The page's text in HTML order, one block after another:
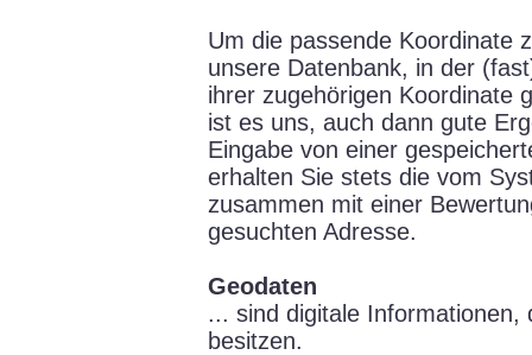
Um die passende Koordinate
unsere Datenbank, in der
ihrer zugehörigen Koordinate
ist es uns, auch dann gute
Eingabe von einer
erhalten Sie stets die vom
zusammen mit einer
gesuchten Adresse.
Geodaten
... sind digitale Informationen,
besitzen.